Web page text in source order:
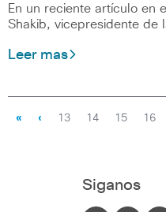
En un reciente artículo en
Shakib, vicepresidente de
Leer mas
« ‹ 13 14 15 16
Siganos